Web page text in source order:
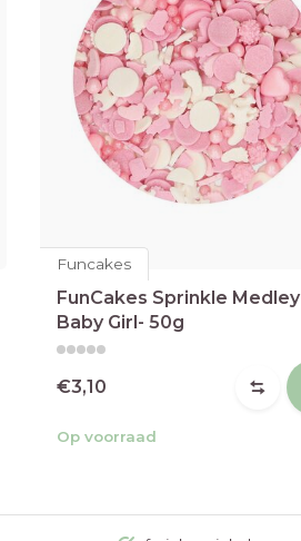
Funcakes
FunCakes Sprinkle
Baby Girl- 50g
€3,10
Op voorraad